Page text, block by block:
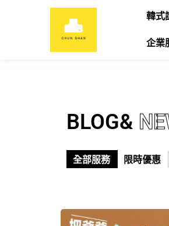
韓式
企業
BLOG&
限時優惠
全部服務